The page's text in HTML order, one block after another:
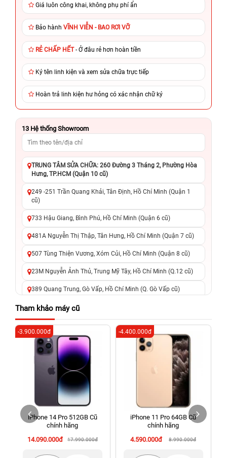
Giá luôn công khai, không phụ phí ẩn
Bảo hành VĨNH VIỄN - BAO RƠI VỠ
RẺ CHẤP HẾT- Ở đâu rẻ hơn hoàn tiền
Ký tên linh kiện và xem sửa chữa trực tiếp
Hoàn trả linh kiện hư hỏng có xác nhận chữ ký
13 Hệ thống Showroom
TRUNG TÂM SỬA CHỮA: 260 Đường 3 Tháng 2, Phường Hòa
Hưng, TP.HCM (Quận 10 cũ)
249 -251 Trần Quang Khải, Tân Định, Hồ Chí Minh (Quận 1
cũ)
733 Hậu Giang, Bình Phú, Hồ Chí Minh (Quận 6 cũ)
481A Nguyễn Thị Thập, Tân Hưng, Hồ Chí Minh (Quận 7 cũ)
507 Tùng Thiện Vương, Xóm Củi, Hồ Chí Minh (Quận 8 cũ)
23M Nguyễn Ảnh Thủ, Trung Mỹ Tây, Hồ Chí Minh (Q.12 cũ)
389 Quang Trung, Gò Vấp, Hồ Chí Minh (Q. Gò Vấp cũ)
625 - 625A Âu Cơ, Tân Phú, Hồ Chí Minh (Quận Tân Phú cũ)
326 Lê Văn Việt, Tăng Nhơn Phú, Hồ Chí Minh (Q.9 TP. Thủ
Đức cũ)
256 Võ Văn Ngân, Thủ Đức, Hồ Chí Minh (Bình Thọ, TP. Thủ
70 Nguyễn An Ninh, Dĩ An, Hồ Chí Minh (Bình Dương Cũ)
24h Vũng Tàu: 162A Ba Cu, Vũng Tàu, Hồ Chí Minh (TP. Vũng
Tàu cũ)
198 Hoàng Văn Thụ, Tân Sơn Nhất, Hồ Chí Minh (Tân Bình
Tham khảo máy cũ
iPhone 14 Pro 512GB Cũ
chính hãng
14.090.000đ
17.990.000đ
-3.900.000đ
iPhone 11 Pro 64GB Cũ
chính hãng
4.590.000đ
8.990.000đ
-4.400.000đ